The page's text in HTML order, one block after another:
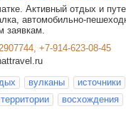
Активный отдых и
автомобильно-
заявкам.
+7-914-623-08-45
вулканы источники
восхождения